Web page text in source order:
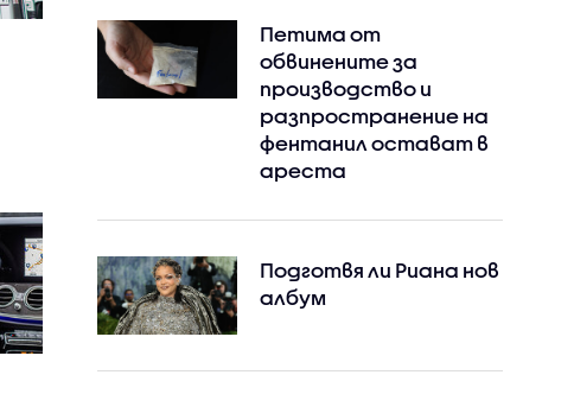
Петима от
обвинените за
производство и
разпространение на
фентанил остават в
ареста
Подготвя ли Риана нов
албум